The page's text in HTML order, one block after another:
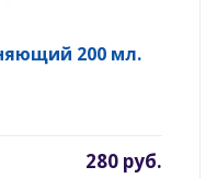
200 мл.
280 руб.